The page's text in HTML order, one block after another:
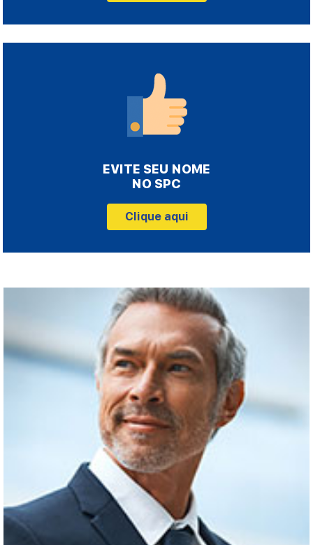
EVITE SEU NOME
NO SPC
Clique aqui